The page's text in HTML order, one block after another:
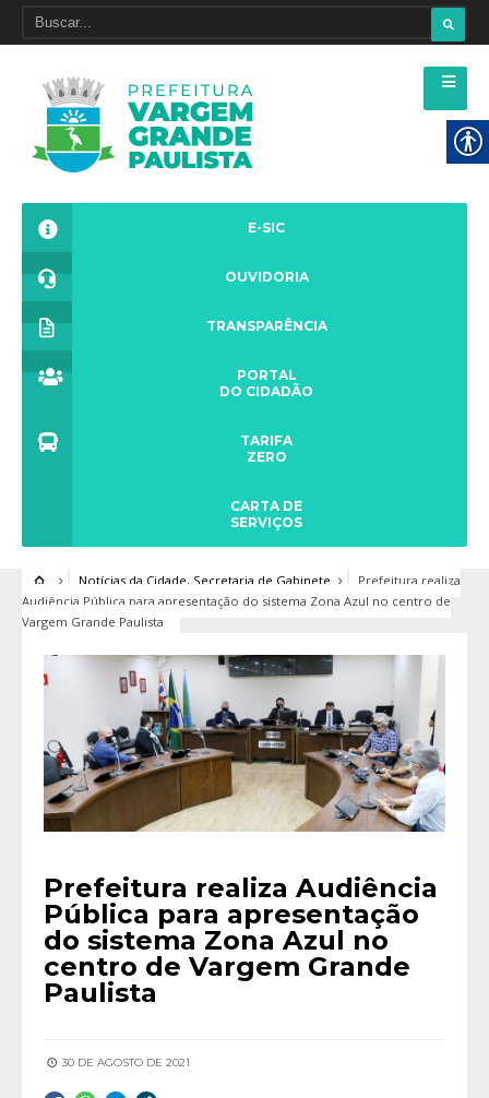
E-SIC
OUVIDORIA
TRANSPARÊNCIA
PORTAL
DO CIDADÃO
TARIFA
ZERO
CARTA DE
SERVIÇOS
Notícias da Cidade, Secretaria de Gabinete
Prefeitura realiza
Audiência Pública para apresentação do sistema Zona Azul no centro de
Vargem Grande Paulista
Prefeitura realiza Audiência
Pública para apresentação
do sistema Zona Azul no
centro de Vargem Grande
Paulista
30 DE AGOSTO DE 2021